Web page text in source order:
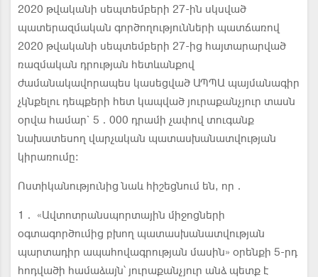
2020 թվականի սեպտեմբերի 27-ին սկսված
պատերազմական գործողությունների պատճառով
2020 թվականի սեպտեմբերի 27-ից հայտարարված
ռազմական դրության հետևանքով
ժամանակավորապես կասեցված ԱՊՊԱ պայմանագիր
չկնքելու դեպքերի հետ կապված յուրաքանչյուր տասն
օրվա համար` 5․000 դրամի չափով տուգանք
նախատեսող վարչական պատասխանատվության
կիրառումը։
Ոստիկանությունից նաև հիշեցնում են, որ․
1․ «Ավտոտրանսպորտային միջոցների
օգտագործումից բխող պատասխանատվության
պարտադիր ապահովագրության մասին» օրենքի 5-րդ
հոդվածի համաձայն՝ յուրաքանչյուր անձ պետք է